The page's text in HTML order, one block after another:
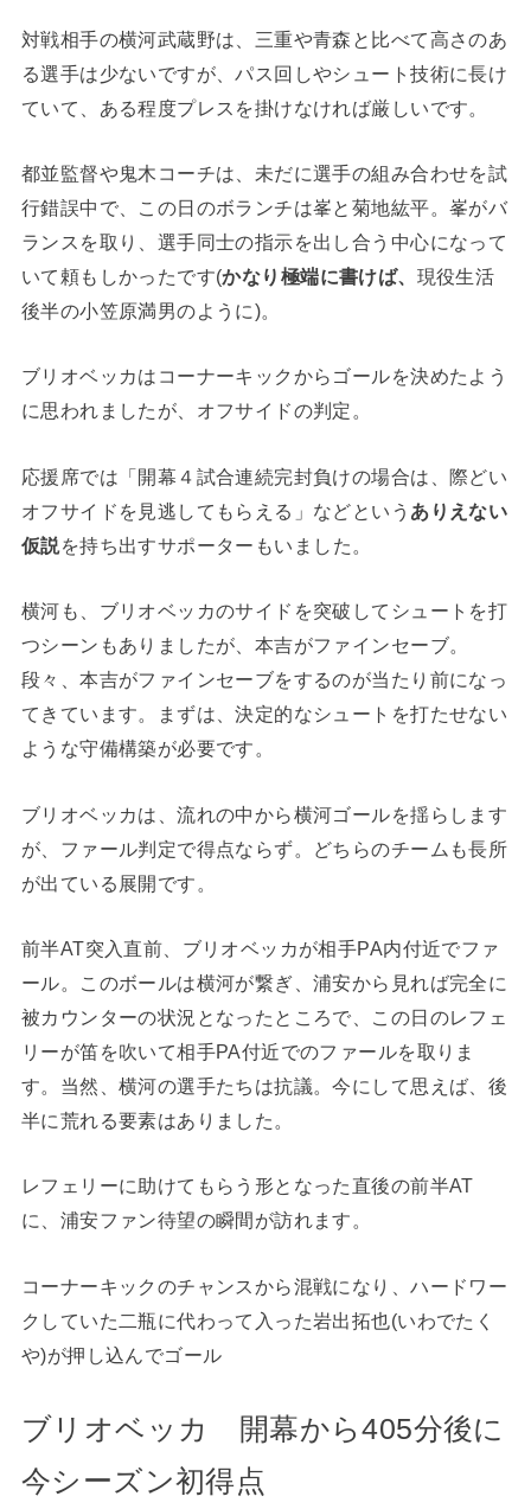
対戦相手の横河武蔵野は、三重や青森と比べて高さのあ
る選手は少ないですが、パス回しやシュート技術に長け
ていて、ある程度プレスを掛けなければ厳しいです。
都並監督や鬼木コーチは、未だに選手の組み合わせを試
行錯誤中で、この日のボランチは峯と菊地紘平。峯がバ
ランスを取り、選手同士の指示を出し合う中心になって
いて頼もしかったです(かなり極端に書けば、 現役生活
後半の小笠原満男のように)。
ブリオベッカはコーナーキックからゴールを決めたよう
に思われましたが、オフサイドの判定。
応援席では「開幕４試合連続完封負けの場合は、際どい
オフサイドを見逃してもらえる」などという ありえない
仮説を持ち出すサポーターもいました。
横河も、ブリオベッカのサイドを突破してシュートを打
つシーンもありましたが、本吉がファインセーブ。
段々、本吉がファインセーブをするのが当たり前になっ
てきています。まずは、決定的なシュートを打たせない
ような守備構築が必要です。
ブリオベッカは、流れの中から横河ゴールを揺らします
が、ファール判定で得点ならず。どちらのチームも長所
が出ている展開です。
前半AT突入直前、ブリオベッカが相手PA内付近でファ
ール。このボールは横河が繋ぎ、浦安から見れば完全に
被カウンターの状況となったところで、この日のレフェ
リーが笛を吹いて相手PA付近でのファールを取りま
す。当然、横河の選手たちは抗議。今にして思えば、後
半に荒れる要素はありました。
レフェリーに助けてもらう形となった直後の前半AT
に、浦安ファン待望の瞬間が訪れます。
コーナーキックのチャンスから混戦になり、ハードワー
クしていた二瓶に代わって入った岩出拓也(いわでたく
や)が押し込んでゴール
ブリオベッカ 開幕から405分後に
今シーズン初得点